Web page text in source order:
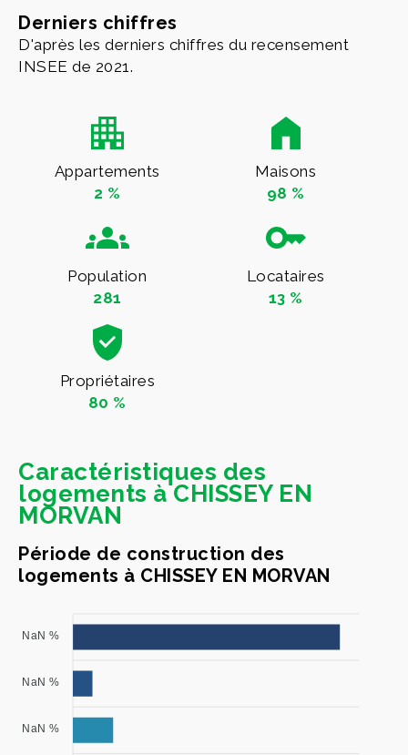
Derniers chiffres
D'après les derniers chiffres du recensement
INSEE de 2021.
Appartements
2 %
Maisons
98 %
Population
281
Locataires
13 %
Propriétaires
80 %
Caractéristiques des
logements à CHISSEY EN
MORVAN
Période de construction des
logements à CHISSEY EN MORVAN
NaN %
NaN %
NaN %